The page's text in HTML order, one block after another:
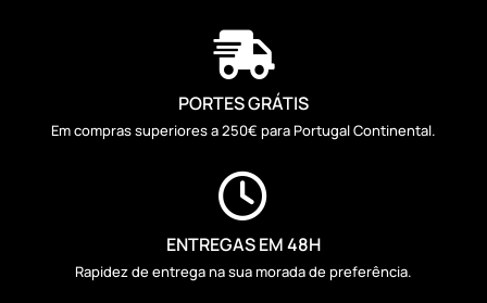

PORTES GRÁTIS
Em compras superiores a 250€ para Portugal Continental.

ENTREGAS EM 48H
Rapidez de entrega na sua morada de preferência.